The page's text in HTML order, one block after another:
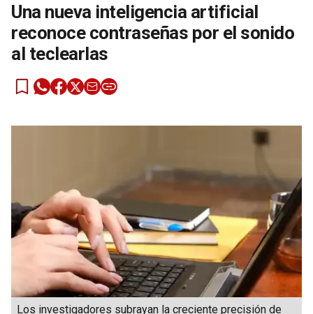
Una nueva inteligencia artificial
reconoce contraseñas por el sonido
al teclearlas
Los investigadores subrayan la creciente precisión de